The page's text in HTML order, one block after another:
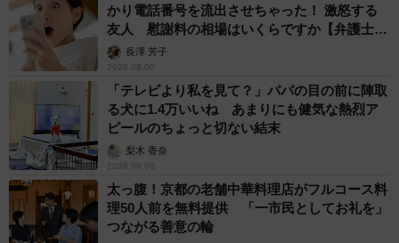
かり電話番号を流出させちゃった！ 激怒する
友人 慰謝料の相場はいくらですか【弁護士が
解説】長澤 芳子
2026.08.08
「テレビより私を見て？」パパの目の前に陣取
る犬に1.4万いいね あまりにも健気な熱烈ア
ピールのちょっと切ない結末
梨木 香奈
2026.08.08
太っ腹！京都の老舗中華料理店がフルコース料
理50人前を無料提供 「一市民としてお礼を」
つながる善意の輪